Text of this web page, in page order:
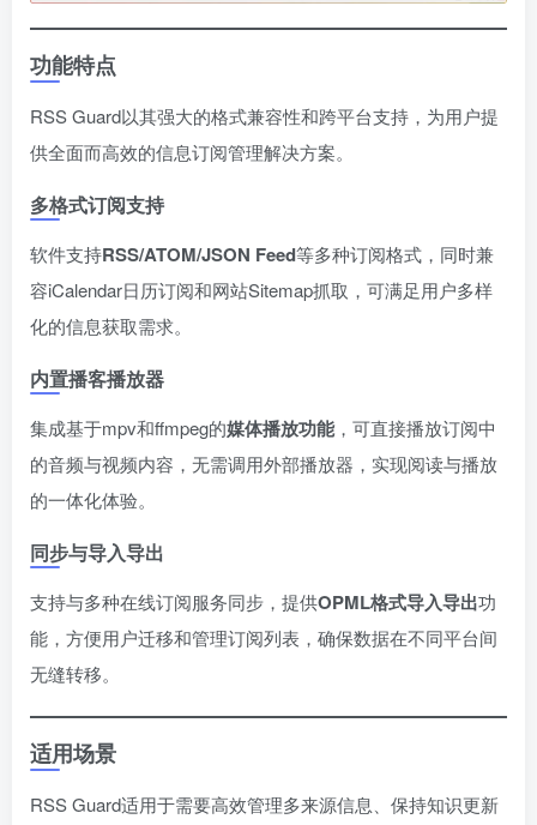
功能特点
RSS Guard以其强大的格式兼容性和跨平台支持，为用户提
供全面而高效的信息订阅管理解决方案。
多格式订阅支持
软件支持​​RSS/ATOM/JSON Feed​​等多种订阅格式，同时兼
容iCalendar日历订阅和网站Sitemap抓取，可满足用户多样
化的信息获取需求。
内置播客播放器
集成基于mpv和ffmpeg的​​媒体播放功能​​，可直接播放订阅中
的音频与视频内容，无需调用外部播放器，实现阅读与播放
的一体化体验。
同步与导入导出
支持与多种在线订阅服务同步，提供​​OPML格式导入导出​​功
能，方便用户迁移和管理订阅列表，确保数据在不同平台间
无缝转移。
适用场景
RSS Guard适用于需要高效管理多来源信息、保持知识更新